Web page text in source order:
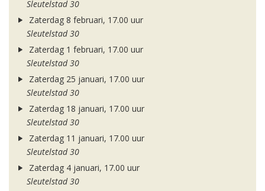
Sleutelstad 30
Zaterdag 8 februari, 17.00 uur
Sleutelstad 30
Zaterdag 1 februari, 17.00 uur
Sleutelstad 30
Zaterdag 25 januari, 17.00 uur
Sleutelstad 30
Zaterdag 18 januari, 17.00 uur
Sleutelstad 30
Zaterdag 11 januari, 17.00 uur
Sleutelstad 30
Zaterdag 4 januari, 17.00 uur
Sleutelstad 30